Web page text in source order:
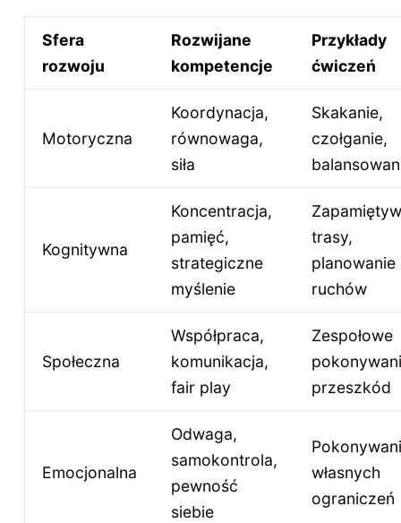
Sfera
rozwoju
Rozwijane
kompetencje
Przykłady
ćwiczeń
Motoryczna
Koordynacja,
równowaga,
siła
Skakanie,
czołganie,
Kognitywna
Koncentracja,
pamięć,
strategiczne
myślenie
trasy,
planowanie
ruchów
Społeczna
Współpraca,
komunikacja,
fair play
Zespołowe
przeszkód
Emocjonalna
Odwaga,
samokontrola,
pewność
siebie
własnych
ograniczeń